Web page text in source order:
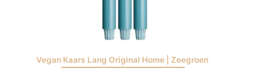
Vegan Kaars Lang Original Home | Zeegroen